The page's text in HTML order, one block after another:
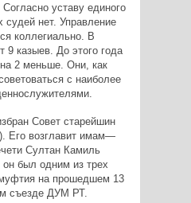
уставу единого
судей нет. Управление
коллегиально. В
9 казыев. До этого года
2 меньше. Они, как
с наиболее
Совет старейшин
Его возглавит имам—
Султан Камиль
был одним из трех
на прошедшем 13
съезде ДУМ РТ.